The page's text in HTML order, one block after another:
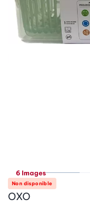
6 Images
Non disponible
OXO